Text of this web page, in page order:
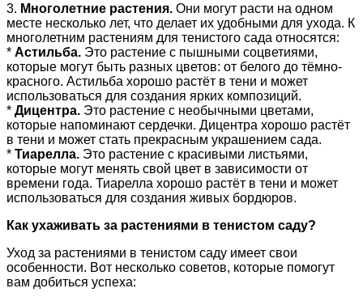
3. Многолетние растения. Они могут расти на одном
месте несколько лет, что делает их удобными для ухода. К
многолетним растениям для тенистого сада относятся:
* Астильба. Это растение с пышными соцветиями,
которые могут быть разных цветов: от белого до тёмно-
красного. Астильба хорошо растёт в тени и может
использоваться для создания ярких композиций.
* Дицентра. Это растение с необычными цветами,
которые напоминают сердечки. Дицентра хорошо растёт
в тени и может стать прекрасным украшением сада.
* Тиарелла. Это растение с красивыми листьями,
которые могут менять свой цвет в зависимости от
времени года. Тиарелла хорошо растёт в тени и может
использоваться для создания живых бордюров.
Как ухаживать за растениями в тенистом саду?
Уход за растениями в тенистом саду имеет свои
особенности. Вот несколько советов, которые помогут
вам добиться успеха: